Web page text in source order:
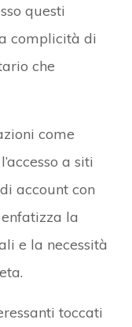
questi
complicità di
che
come
a siti
account con
la
e la necessità
toccati